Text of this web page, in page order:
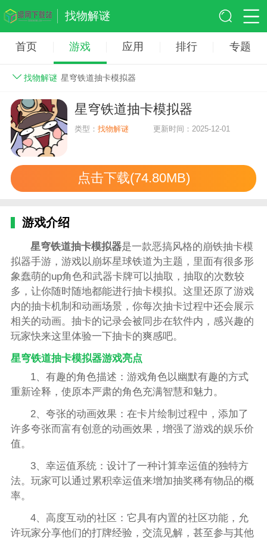
找物解谜
首页 游戏 应用 排行 专题
找物解谜 星穹铁道抽卡模拟器
星穹铁道抽卡模拟器
类型：找物解谜 更新时间：2025-12-01
点击下载(74.80MB)
游戏介绍
星穹铁道抽卡模拟器是一款恶搞风格的崩铁抽卡模
拟器手游，游戏以崩坏星球铁道为主题，里面有很多形
象蠢萌的up角色和武器卡牌可以抽取，抽取的次数较
多，让你随时随地都能进行抽卡模拟。这里还原了游戏
内的抽卡机制和动画场景，你每次抽卡过程中还会展示
相关的动画。抽卡的记录会被同步在软件内，感兴趣的
玩家快来这里体验一下抽卡的爽感吧。
星穹铁道抽卡模拟器游戏亮点
1、有趣的角色描述：游戏角色以幽默有趣的方式
重新诠释，使原本严肃的角色充满智慧和魅力。
2、夸张的动画效果：在卡片绘制过程中，添加了
许多夸张而富有创意的动画效果，增强了游戏的娱乐价
值。
3、幸运值系统：设计了一种计算幸运值的独特方
法。玩家可以通过累积幸运值来增加抽奖稀有物品的概
率。
4、高度互动的社区：它具有内置的社区功能，允
许玩家分享他们的打牌经验，交流见解，甚至参与其他